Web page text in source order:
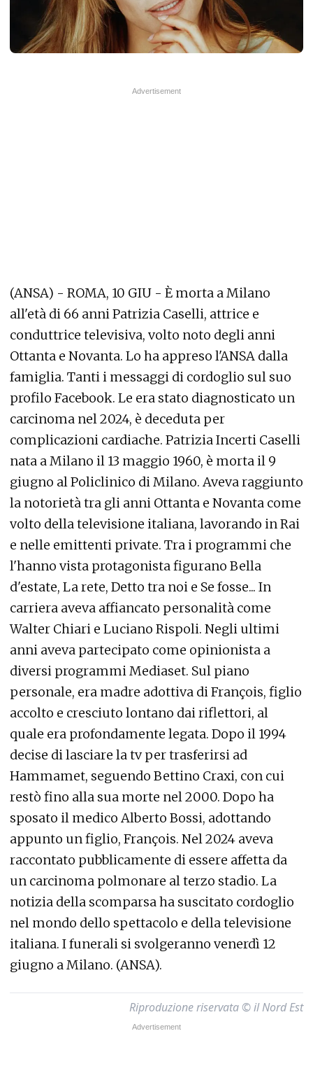
(ANSA) - ROMA, 10 GIU - È morta a Milano
all'età di 66 anni Patrizia Caselli, attrice e
conduttrice televisiva, volto noto degli anni
Ottanta e Novanta. Lo ha appreso l'ANSA dalla
famiglia. Tanti i messaggi di cordoglio sul suo
profilo Facebook. Le era stato diagnosticato un
carcinoma nel 2024, è deceduta per
complicazioni cardiache. Patrizia Incerti Caselli
nata a Milano il 13 maggio 1960, è morta il 9
giugno al Policlinico di Milano. Aveva raggiunto
la notorietà tra gli anni Ottanta e Novanta come
volto della televisione italiana, lavorando in Rai
e nelle emittenti private. Tra i programmi che
l'hanno vista protagonista figurano Bella
d'estate, La rete, Detto tra noi e Se fosse... In
carriera aveva affiancato personalità come
Walter Chiari e Luciano Rispoli. Negli ultimi
anni aveva partecipato come opinionista a
diversi programmi Mediaset. Sul piano
personale, era madre adottiva di François, figlio
accolto e cresciuto lontano dai riflettori, al
quale era profondamente legata. Dopo il 1994
decise di lasciare la tv per trasferirsi ad
Hammamet, seguendo Bettino Craxi, con cui
restò fino alla sua morte nel 2000. Dopo ha
sposato il medico Alberto Bossi, adottando
appunto un figlio, François. Nel 2024 aveva
raccontato pubblicamente di essere affetta da
un carcinoma polmonare al terzo stadio. La
notizia della scomparsa ha suscitato cordoglio
nel mondo dello spettacolo e della televisione
italiana. I funerali si svolgeranno venerdì 12
giugno a Milano. (ANSA).
Riproduzione riservata © il Nord Est